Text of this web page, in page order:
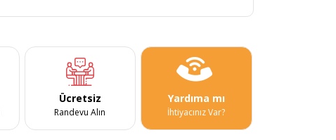
Ücretsiz
Randevu Alın
Yardıma mı
İhtiyacınız Var?